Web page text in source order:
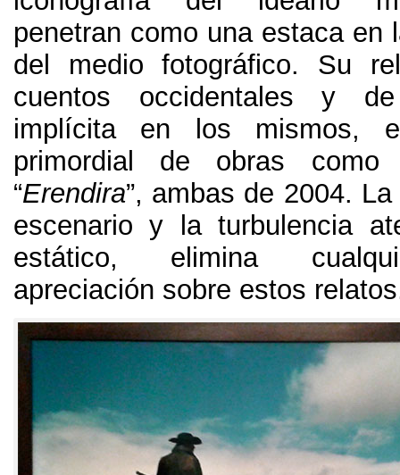
penetran como una estaca en
del medio fotográfico. Su
cuentos occidentales y
implícita en los mismos,
primordial de obras como
“Erendira”, ambas de 2004.
escenario y la turbulencia
estático, elimina
apreciación sobre estos relatos